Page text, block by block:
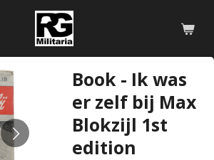
Book - Ik was
er zelf bij Max
Blokzijl 1st
edition